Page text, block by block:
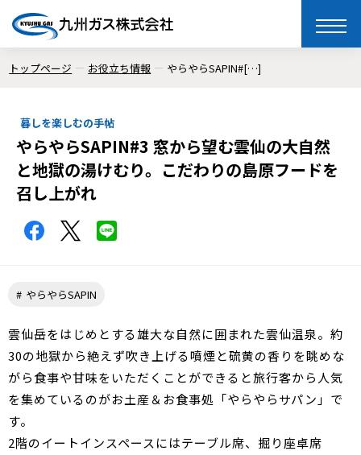
toggle
トップページ お役立ち情報 やらやらSAPIN#[…]
暮しを楽しむの手帖
やらやらSAPIN#3 窓から望む雲仙の大自然
と地獄の湯けむり。こだわりの島原フードを
召し上がれ
やらやらSAPIN
雲仙岳をはじめとする雄大な自然に囲まれた雲仙温泉。約
30の地獄から絶えず吹き上げる噴煙と硫黄の香りを眺めな
がら食事や甘味をいただくことができると旅行客から人気
を集めているのがお土産＆お食事処「やらやらサパン」で
す。
2階のイートインスペースにはテーブル席、掘り座卓席